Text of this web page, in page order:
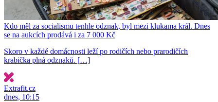
Kdo měl za socialismu tenhle odznak, byl mezi klukama král. Dnes
se na aukcích prodává i za 7 000 Kč
Skoro v každé domácnosti leží po rodičích nebo prarodičích
krabička plná odznaků. […]
Extrafit.cz
dnes, 10:15